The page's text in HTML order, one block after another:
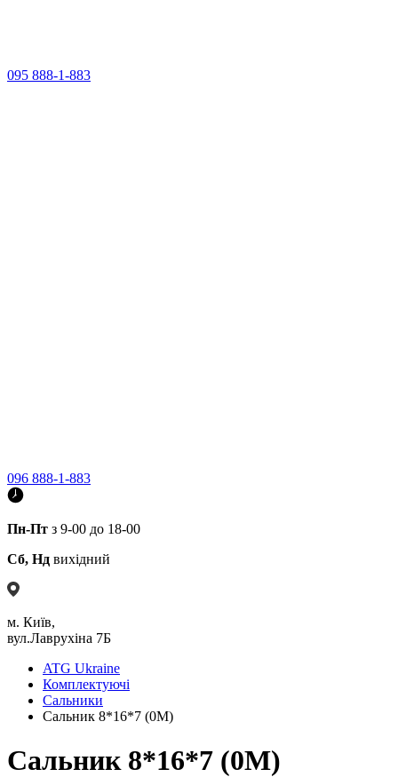
095 888-1-883
096 888-1-883
Пн-Пт з 9-00 до 18-00
Сб, Нд вихідний
м. Київ,
вул.Лаврухіна 7Б
ATG Ukraine
Комплектуючі
Сальники
Сальник 8*16*7 (0M)
Сальник 8*16*7 (0M)